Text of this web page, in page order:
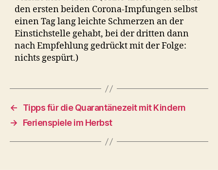
den ersten beiden Corona-Impfungen selbst
einen Tag lang leichte Schmerzen an der
Einstichstelle gehabt, bei der dritten dann
nach Empfehlung gedrückt mit der Folge:
nichts gespürt.)
←
Tipps für die Quarantänezeit mit Kindern
→
Ferienspiele im Herbst